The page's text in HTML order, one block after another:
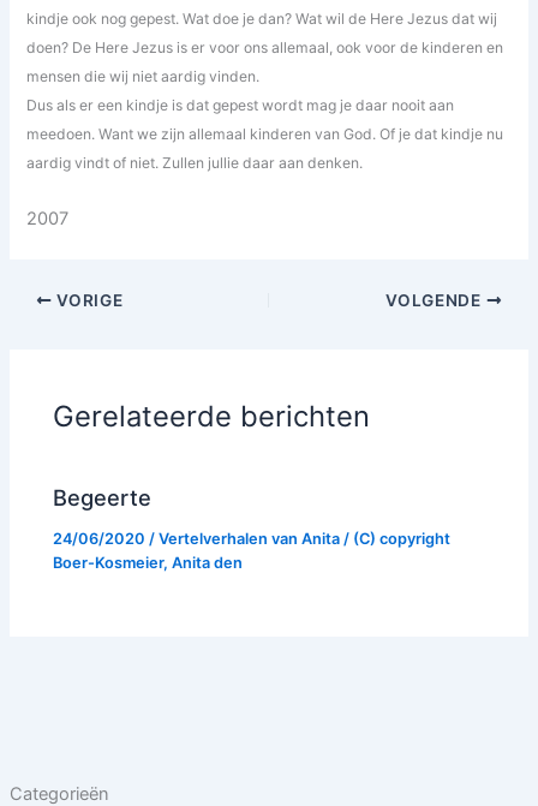
Categorieën
kindje ook nog gepest. Wat doe je dan? Wat wil de Here Jezus dat wij
doen? De Here Jezus is er voor ons allemaal, ook voor de kinderen en
mensen die wij niet aardig vinden.
Dus als er een kindje is dat gepest wordt mag je daar nooit aan
meedoen. Want we zijn allemaal kinderen van God. Of je dat kindje nu
aardig vindt of niet. Zullen jullie daar aan denken.
2007
VORIGE VOLGENDE
Gerelateerde berichten
Begeerte
24/06/2020 /Vertelverhalen van Anita / (C) copyright
Boer-Kosmeier, Anita den